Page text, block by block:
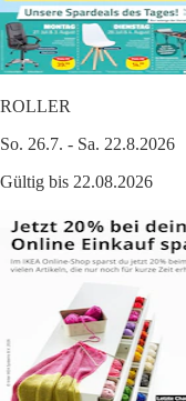
ROLLER
So. 26.7. - Sa. 22.8.2026
Gültig bis 22.08.2026